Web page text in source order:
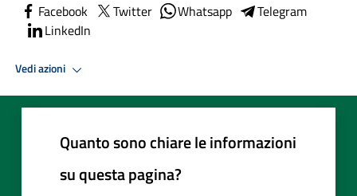
Facebook Twitter Whatsapp
Telegram
LinkedIn
Vedi azioni
Quanto sono chiare le informazioni
su questa pagina?